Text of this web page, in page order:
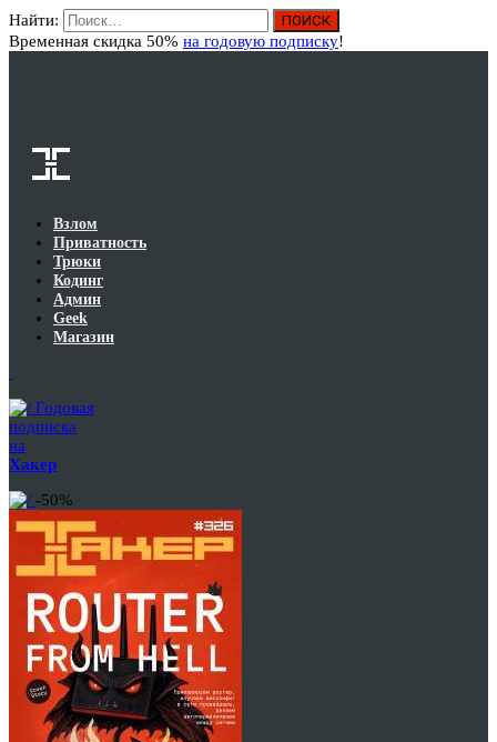
Найти:
Временная скидка 50% на годовую подписку!
Взлом
Приватность
Трюки
Кодинг
Админ
Geek
Магазин
Годовая
подписка
на
Хакер
-50%